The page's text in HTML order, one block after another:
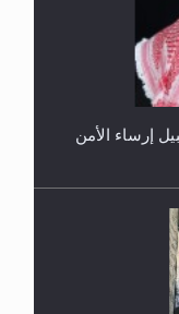
من مدرسة الحفظ
إرساء الأمن